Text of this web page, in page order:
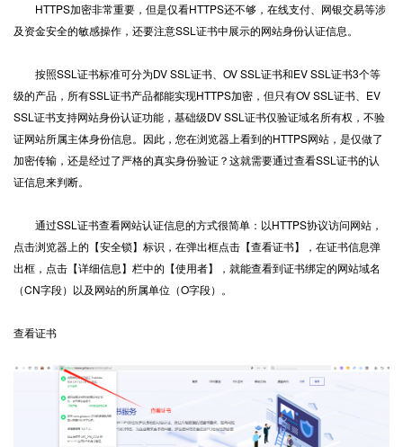
HTTPS加密非常重要，但是仅看HTTPS还不够，在线支付、网银交易等涉
及资金安全的敏感操作，还要注意SSL证书中展示的网站身份认证信息。
按照SSL证书标准可分为DV SSL证书、OV SSL证书和EV SSL证书3个等
级的产品，所有SSL证书产品都能实现HTTPS加密，但只有OV SSL证书、EV
SSL证书支持网站身份认证功能，基础级DV SSL证书仅验证域名所有权，不验
证网站所属主体身份信息。因此，您在浏览器上看到的HTTPS网站，是仅做了
加密传输，还是经过了严格的真实身份验证？这就需要通过查看SSL证书的认
证信息来判断。
通过SSL证书查看网站认证信息的方式很简单：以HTTPS协议访问网站，
点击浏览器上的【安全锁】标识，在弹出框点击【查看证书】，在证书信息弹
出框，点击【详细信息】栏中的【使用者】，就能查看到证书绑定的网站域名
（CN字段）以及网站的所属单位（O字段）。
查看证书